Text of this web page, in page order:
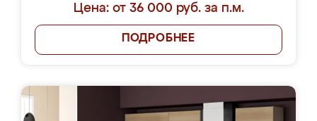
Цена: от 36 000 руб. за п.м.
ПОДРОБНЕЕ